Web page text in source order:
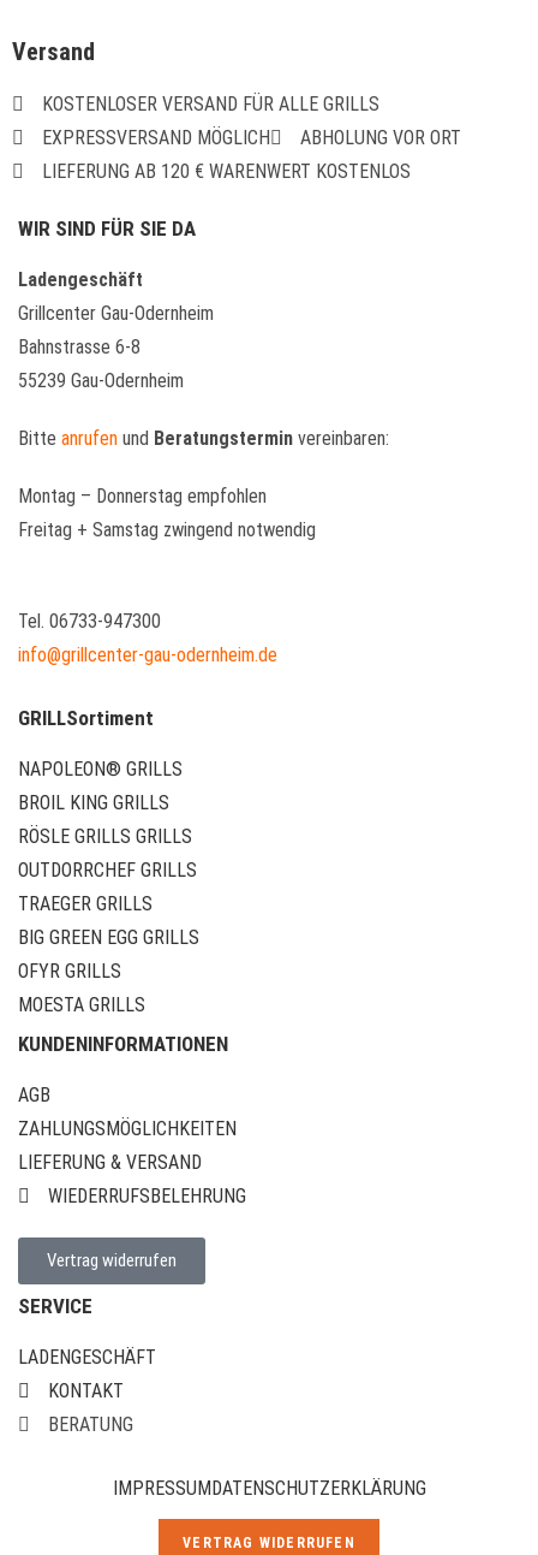
Versand
KOSTENLOSER VERSAND FÜR ALLE GRILLS
EXPRESSVERSAND MÖGLICH
ABHOLUNG VOR ORT
LIEFERUNG AB 120 € WARENWERT KOSTENLOS
WIR SIND FÜR SIE DA
Ladengeschäft
Grillcenter Gau-Odernheim
Bahnstrasse 6-8
55239 Gau-Odernheim
Bitte anrufen und Beratungstermin vereinbaren:
Montag – Donnerstag empfohlen
Freitag + Samstag zwingend notwendig
Tel. 06733-947300
info@grillcenter-gau-odernheim.de
GRILLSortiment
NAPOLEON® GRILLS
BROIL KING GRILLS
RÖSLE GRILLS GRILLS
OUTDORRCHEF GRILLS
TRAEGER GRILLS
BIG GREEN EGG GRILLS
OFYR GRILLS
MOESTA GRILLS
KUNDENINFORMATIONEN
AGB
ZAHLUNGSMÖGLICHKEITEN
LIEFERUNG & VERSAND
WIEDERRUFSBELEHRUNG
Vertrag widerrufen
SERVICE
LADENGESCHÄFT
KONTAKT
BERATUNG
IMPRESSUMDATENSCHUTZERKLÄRUNG
VERTRAG WIDERRUFEN